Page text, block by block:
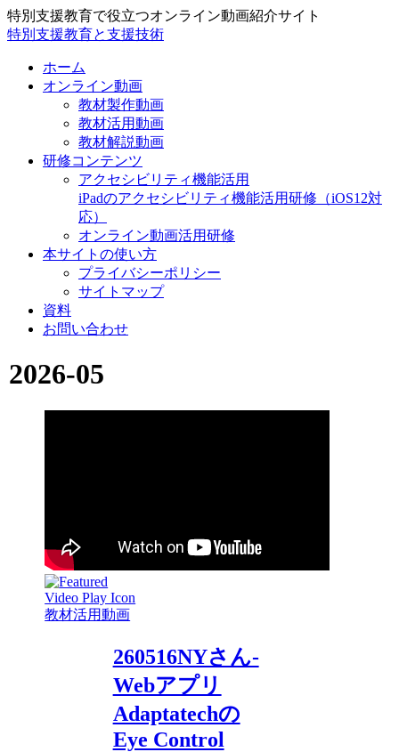
特別支援教育で役立つオンライン動画紹介サイト
特別支援教育と支援技術
ホーム
オンライン動画
教材製作動画
教材活用動画
教材解説動画
研修コンテンツ
アクセシビリティ機能活用
iPadのアクセシビリティ機能活用研修（iOS12対
応）
オンライン動画活用研修
本サイトの使い方
プライバシーポリシー
サイトマップ
資料
お問い合わせ
2026-05
教材活用動画
260516NYさん-
Webアプリ
Adaptatechの
Eye Control